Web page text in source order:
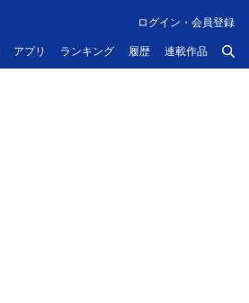
アプリ ランキング 履歴 連載作品
ログイン・会員登録